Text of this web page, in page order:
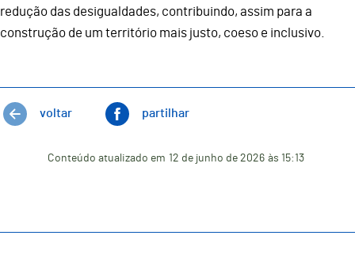
redução das desigualdades, contribuindo, assim para a
construção de um território mais justo, coeso e inclusivo.
voltar partilhar
Conteúdo atualizado em 12 de junho de 2026 às 15:13